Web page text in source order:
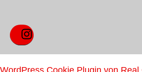
Instagram